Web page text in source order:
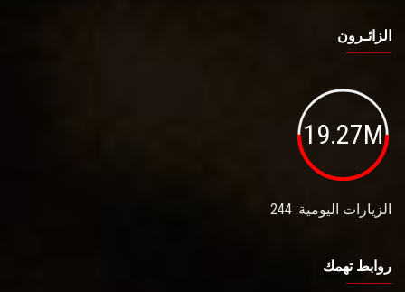
الزائـرون
19.27M
الزيارات اليومية: 244
روابط تهمك